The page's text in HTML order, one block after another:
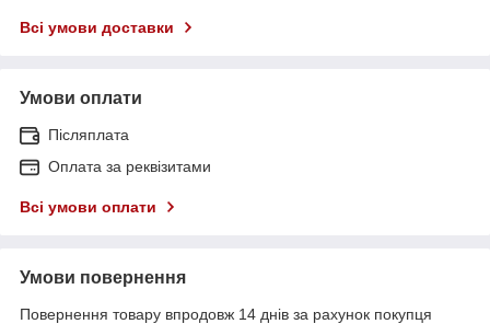
Всі умови доставки
Умови оплати
Післяплата
Оплата за реквізитами
Всі умови оплати
Умови повернення
Повернення товару впродовж 14 днів за рахунок покупця